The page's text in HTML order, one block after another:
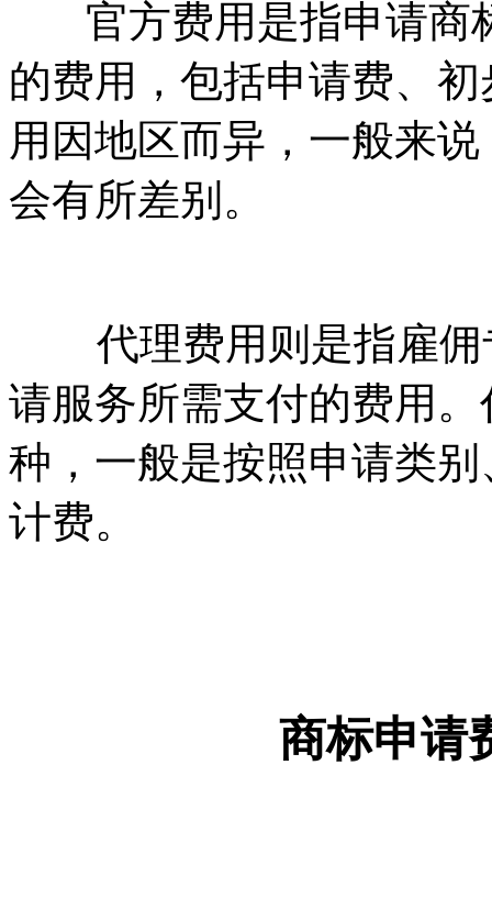
官方费用是指申请商
的费用，包括申请费、
用因地区而异，一般来
会有所差别。
代理费用则是指雇佣
请服务所需支付的费用
种，一般是按照申请类
计费。
商标申请